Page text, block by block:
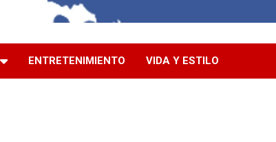
ENTRETENIMIENTO VIDA Y ESTILO